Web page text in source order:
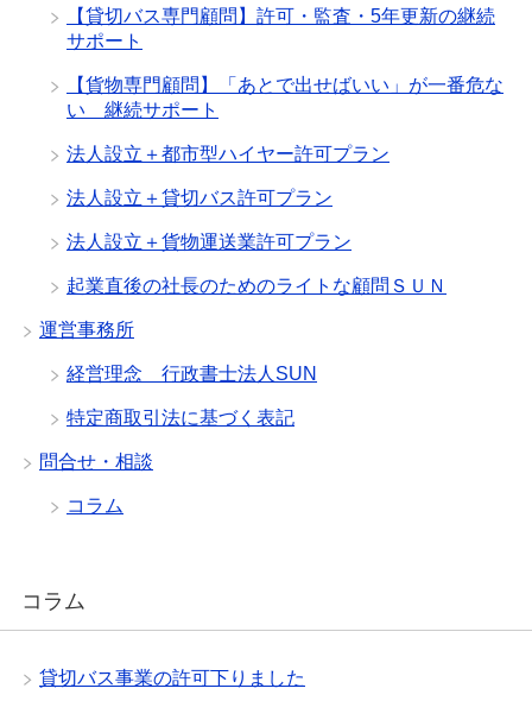
【貸切バス専門顧問】許可・監査・5年更新の継続
サポート
【貨物専門顧問】「あとで出せばいい」が一番危な
い 継続サポート
法人設立＋都市型ハイヤー許可プラン
法人設立＋貸切バス許可プラン
法人設立＋貨物運送業許可プラン
起業直後の社長のためのライトな顧問ＳＵＮ
運営事務所
経営理念 行政書士法人SUN
特定商取引法に基づく表記
問合せ・相談
コラム
コラム
貸切バス事業の許可下りました